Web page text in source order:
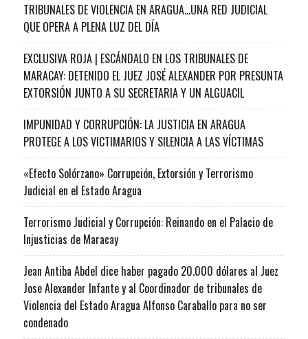
TRIBUNALES DE VIOLENCIA EN ARAGUA…UNA RED JUDICIAL
QUE OPERA A PLENA LUZ DEL DÍA
EXCLUSIVA ROJA | ESCÁNDALO EN LOS TRIBUNALES DE
MARACAY: DETENIDO EL JUEZ JOSÉ ALEXANDER POR PRESUNTA
EXTORSIÓN JUNTO A SU SECRETARIA Y UN ALGUACIL
IMPUNIDAD Y CORRUPCIÓN: LA JUSTICIA EN ARAGUA
PROTEGE A LOS VICTIMARIOS Y SILENCIA A LAS VÍCTIMAS
«Efecto Solórzano» Corrupción, Extorsión y Terrorismo
Judicial en el Estado Aragua
Terrorismo Judicial y Corrupción: Reinando en el Palacio de
Injusticias de Maracay
Jean Antiba Abdel dice haber pagado 20.000 dólares al Juez
Jose Alexander Infante y al Coordinador de tribunales de
Violencia del Estado Aragua Alfonso Caraballo para no ser
condenado